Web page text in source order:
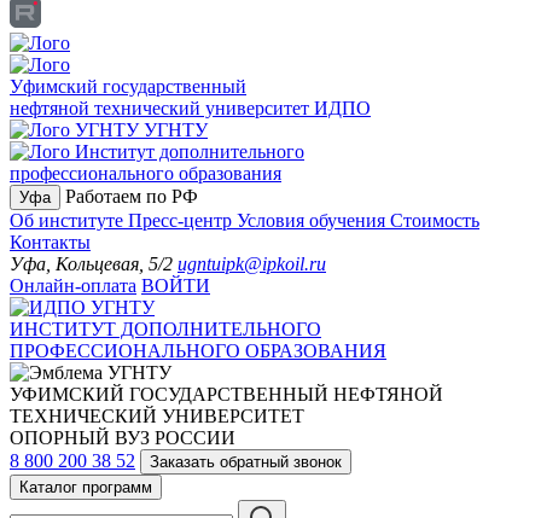
Уфимский государственный
нефтяной технический университет ИДПО
УГНТУ
Институт дополнительного
профессионального образования
Уфа
Работаем по РФ
Об институте Пресс-центр Условия обучения Стоимость
Контакты
Уфа, Кольцевая, 5/2 ugntuipk@ipkoil.ru
Онлайн-оплата ВОЙТИ
ИНСТИТУТ ДОПОЛНИТЕЛЬНОГО
ПРОФЕССИОНАЛЬНОГО ОБРАЗОВАНИЯ
УФИМСКИЙ ГОСУДАРСТВЕННЫЙ НЕФТЯНОЙ
ТЕХНИЧЕСКИЙ УНИВЕРСИТЕТ
ОПОРНЫЙ ВУЗ РОССИИ
8 800 200 38 52
Заказать обратный звонок
Каталог программ